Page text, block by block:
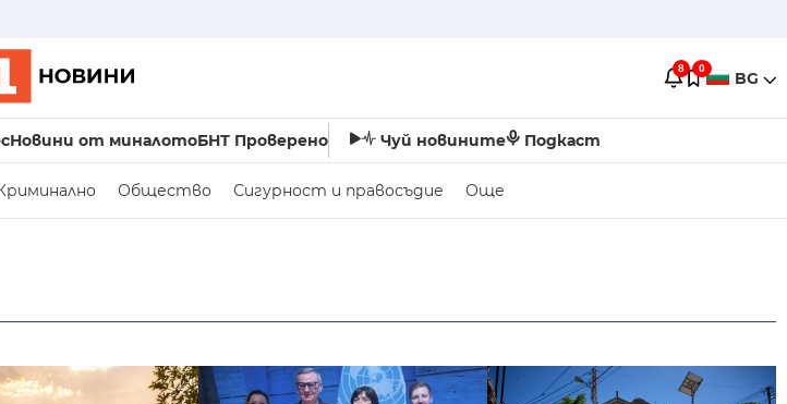
8 0 BG
Новини от миналотоБНТ Проверено Чуй новините Подкаст
Общество Сигурност и правосъдие Още